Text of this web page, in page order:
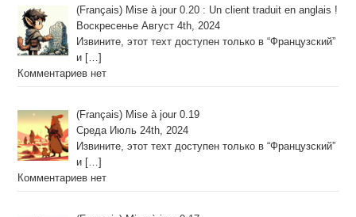
(Français) Mise à jour 0.20 : Un client traduit en anglais !
Воскресенье Август 4th, 2024
Извините, этот техт доступен только в “Французский”
и
[…]
Комментариев нет
(Français) Mise à jour 0.19
Среда Июль 24th, 2024
Извините, этот техт доступен только в “Французский”
и […]
Комментариев нет